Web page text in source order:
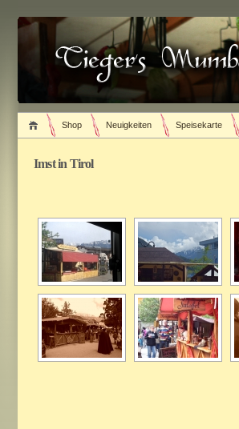
Shop Neuigkeiten Speisekarte
Imst in Tirol